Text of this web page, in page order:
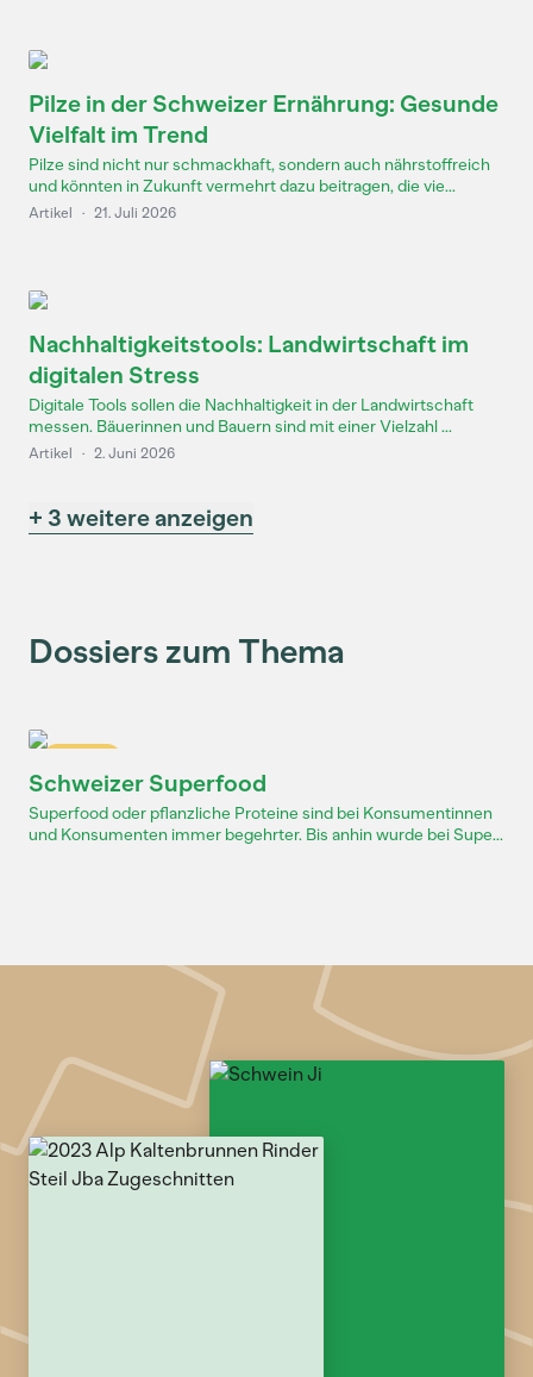
Pilze in der Schweizer Ernährung: Gesunde
Vielfalt im Trend
Pilze sind nicht nur schmackhaft, sondern auch nährstoffreich
und könnten in Zukunft vermehrt dazu beitragen, die vie...
Artikel · 21. Juli 2026
Nachhaltigkeitstools: Landwirtschaft im
digitalen Stress
Digitale Tools sollen die Nachhaltigkeit in der Landwirtschaft
messen. Bäuerinnen und Bauern sind mit einer Vielzahl ...
Artikel · 2. Juni 2026
+ 3 weitere anzeigen
Dossiers zum Thema
Schweizer Superfood
Superfood oder pflanzliche Proteine sind bei Konsumentinnen
und Konsumenten immer begehrter. Bis anhin wurde bei Supe...